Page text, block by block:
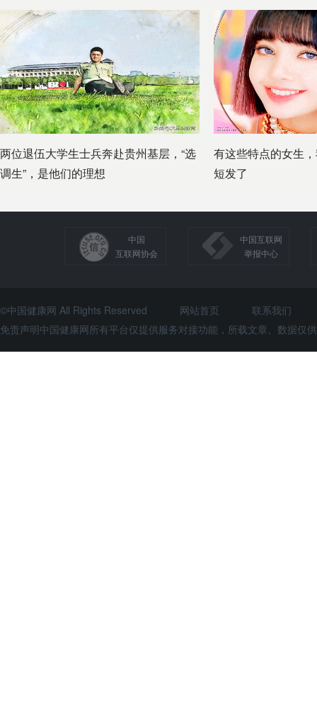
两位退伍大学生士兵奔赴贵州基层，“选
调生”，是他们的理想
有这些特点的女生
短发了
中国
互联网协会
中国互联网
举报中心
©中国健康网 All Rights Reserved 网站首页
联系我们
免责声明中国健康网所有平台仅提供服务对接功能，所载文章、数据